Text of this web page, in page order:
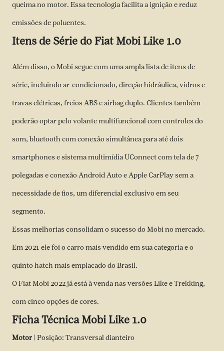
queima no motor. Essa tecnologia facilita a ignição e reduz
emissões de poluentes.
Itens de Série do Fiat Mobi Like 1.0
Além disso, o Mobi segue com uma ampla lista de itens de
série, incluindo ar-condicionado, direção hidráulica, vidros e
travas elétricas, freios ABS e airbag duplo. Clientes também
poderão optar pelo volante multifuncional com controles do
som, bluetooth com conexão simultânea para até dois
smartphones e sistema multimídia UConnect com tela de 7
polegadas e conexão Android Auto e Apple CarPlay sem a
necessidade de fios, um diferencial exclusivo em seu
segmento.
Essas melhorias consolidam o sucesso do Mobi no mercado.
Em 2021 ele foi o carro mais vendido em sua categoria e o
quinto hatch mais emplacado do Brasil.
O Fiat Mobi 2022 já está à venda nas versões Like e Trekking,
com cinco opções de cores.
Ficha Técnica Mobi Like 1.0
Motor | Posição: Transversal dianteiro